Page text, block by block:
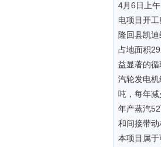
4月6日上
电项目开工
隆回县凯
占地面积
益显著的
汽轮发电
吨，每年
年产蒸汽
和间接带动
本项目属于